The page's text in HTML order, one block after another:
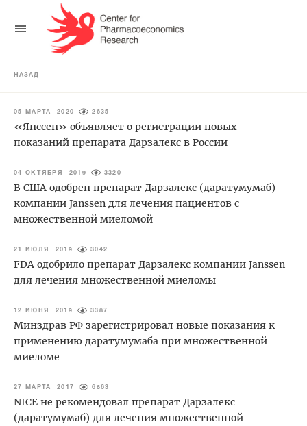
НАЗАД
05 МАРТА 2020 2635
«Янссен» объявляет о регистрации новых
показаний препарата Дарзалекс в России
04 ОКТЯБРЯ 2019 3320
В США одобрен препарат Дарзалекс (даратумумаб)
компании Janssen для лечения пациентов с
множественной миеломой
21 ИЮЛЯ 2019 3042
FDA одобрило препарат Дарзалекс компании Janssen
для лечения множественной миеломы
12 ИЮНЯ 2019 3387
Минздрав РФ зарегистрировал новые показания к
применению даратумумаба при множественной
миеломе
27 МАРТА 2017 6863
NICE не рекомендовал препарат Дарзалекс
(даратумумаб) для лечения множественной